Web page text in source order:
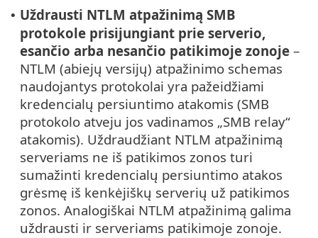
• Uždrausti NTLM atpažinimą SMB
protokole prisijungiant prie serverio,
esančio arba nesančio patikimoje zonoje –
NTLM (abiejų versijų) atpažinimo schemas
naudojantys protokolai yra pažeidžiami
kredencialų persiuntimo atakomis (SMB
protokolo atveju jos vadinamos „SMB relay“
atakomis). Uždraudžiant NTLM atpažinimą
serveriams ne iš patikimos zonos turi
sumažinti kredencialų persiuntimo atakos
grėsmę iš kenkėjiškų serverių už patikimos
zonos. Analogiškai NTLM atpažinimą galima
uždrausti ir serveriams patikimoje zonoje.